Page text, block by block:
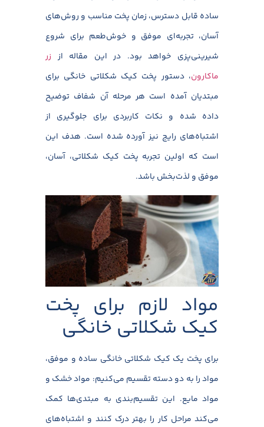
ساده قابل دسترس، زمان پخت مناسب و روش‌های
آسان، تجربه‌ای موفق و خوش‌طعم برای شروع
شیرینی‌پزی خواهد بود. در این مقاله از زر
ماکارون، دستور پخت کیک شکلاتی خانگی برای
مبتدیان آمده است هر مرحله آن شفاف توضیح
داده شده و نکات کاربردی برای جلوگیری از
اشتباه‌های رایج نیز آورده شده است. هدف این
است که اولین تجربه پخت کیک شکلاتی، آسان،
موفق و لذت‌بخش باشد.
مواد لازم برای پخت
کیک شکلاتی خانگی
برای پخت یک کیک شکلاتی خانگی ساده و موفق،
مواد را به دو دسته تقسیم می‌کنیم: مواد خشک و
مواد مایع. این تقسیم‌بندی به مبتدی‌ها کمک
می‌کند مراحل کار را بهتر درک کنند و اشتباه‌های